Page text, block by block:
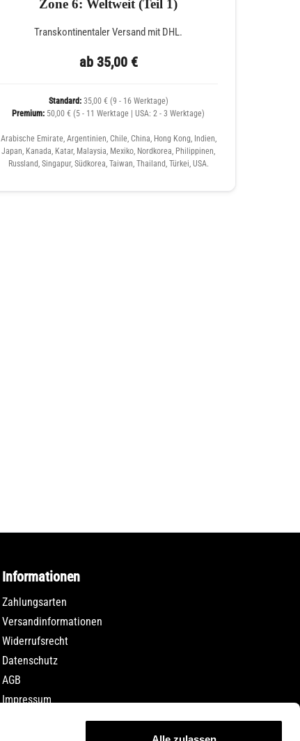
Zone 6: Weltweit (Teil 1)
Transkontinentaler Versand mit DHL.
ab 35,00 €
Standard:35,00 € (9 - 16 Werktage)
Premium: 50,00 € (5 - 11 Werktage | USA: 2 - 3 Werktage)
Arabische Emirate, Argentinien, Chile, China, Hong Kong, Indien,
Japan, Kanada, Katar, Malaysia, Mexiko, Nordkorea, Philippinen,
Russland, Singapur, Südkorea, Taiwan, Thailand, Türkei, USA.
Informationen
Zahlungsarten
Versandinformationen
Widerrufsrecht
Datenschutz
AGB
Impressum